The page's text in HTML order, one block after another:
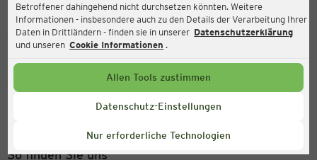
Betroffener dahingehend nicht durchsetzen könnten. Weitere
Informationen - insbesondere auch zu den Details der Verarbeitung Ihrer
Daten in Drittländern - finden sie in unserer Datenschutzerklärung
und unseren Cookie Informationen .
Allen Tools zustimmen
Datenschutz-Einstellungen
Nur erforderliche Technologien
Aktuell:
Geschlossen
Service Hotline
+43 (0) 1 2675 502
So finden Sie uns